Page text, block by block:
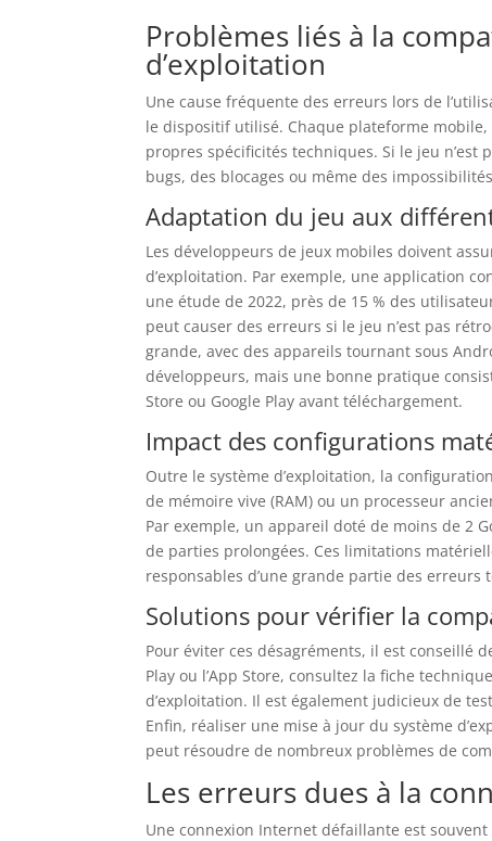
Problèmes liés à la
d’exploitation
Une cause fréquente des erreurs lors de
le dispositif utilisé. Chaque plateforme mobile,
propres spécificités techniques. Si le jeu
bugs, des blocages ou même des
Adaptation du jeu aux
Les développeurs de jeux mobiles doivent
d’exploitation. Par exemple, une application
une étude de 2022, près de 15 % des
peut causer des erreurs si le jeu n’est pas
grande, avec des appareils tournant sous
développeurs, mais une bonne pratique
Store ou Google Play avant téléchargement.
Impact des configurations
Outre le système d’exploitation, la
de mémoire vive (RAM) ou un processeur
Par exemple, un appareil doté de moins de 2
de parties prolongées. Ces limitations
responsables d’une grande partie des erreurs
Solutions pour vérifier la
Pour éviter ces désagréments, il est conseillé
Play ou l’App Store, consultez la fiche
d’exploitation. Il est également judicieux de
Enfin, réaliser une mise à jour du système
peut résoudre de nombreux problèmes de
Les erreurs dues à la
Une connexion Internet défaillante est